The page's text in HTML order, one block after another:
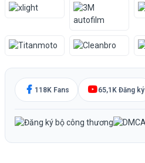
118K Fans 65,1K Đăng ký